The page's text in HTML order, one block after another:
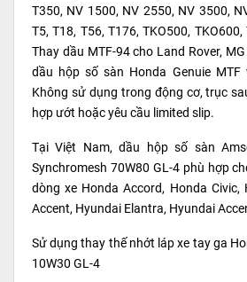
T350, NV 1500, NV 2550, NV 3500,
T5, T18, T56, T176, TKO500,
Thay dầu MTF-94 cho Land Rover,
dầu hộp số sàn Honda Genuie MTF
Không sử dụng trong động cơ, trục
hợp ướt hoặc yêu cầu limited slip.
Tại Việt Nam, dầu hộp số sàn
Synchromesh 70W80 GL-4 phù hợp
dòng xe Honda Accord, Honda Civic,
Accent, Hyundai Elantra, Hyundai
Sử dụng thay thế nhớt láp xe tay ga
10W30 GL-4